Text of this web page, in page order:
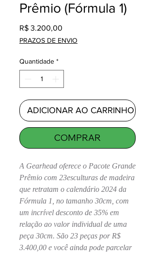
Prêmio (Fórmula 1)
R$ 3.200,00
PRAZOS DE ENVIO
Quantidade *
ADICIONAR AO CARRINHO
COMPRAR
A Gearhead oferece o Pacote Grande
Prêmio com 23esculturas de madeira
que retratam o calendário 2024 da
Fórmula 1, no tamanho 30cm, com
um incrível desconto de 35% em
relação ao valor individual de uma
peça 30cm. São 23 peças por R$
3.400,00 e você ainda pode parcelar